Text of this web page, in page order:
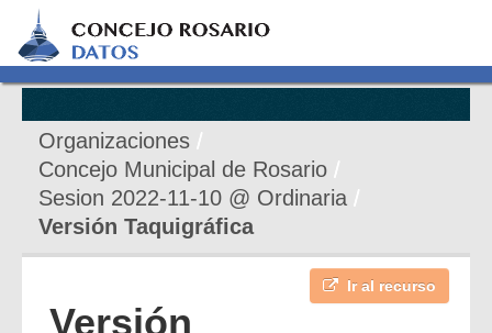
Organizaciones
Concejo Municipal de Rosario
Sesion 2022-11-10 @ Ordinaria
Versión Taquigráfica
Ir al recurso
Versión